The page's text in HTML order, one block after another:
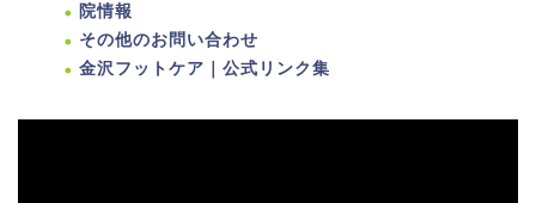
院情報
その他のお問い合わせ
金沢フットケア｜公式リンク集